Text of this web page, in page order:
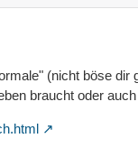
(nicht böse
braucht oder